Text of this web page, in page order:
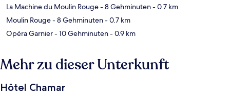
La Machine du Moulin Rouge- 8 Gehminuten- 0.7 km
Moulin Rouge- 8 Gehminuten- 0.7 km
Opéra Garnier- 10 Gehminuten- 0.9 km
Mehr zu dieser Unterkunft
Hôtel Chamar